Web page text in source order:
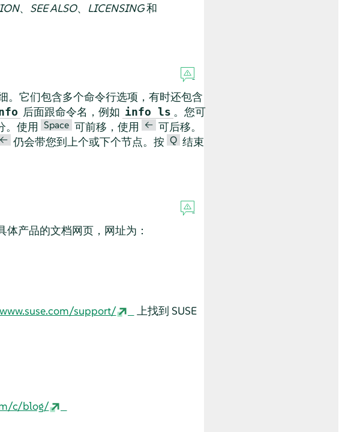
、 SEE ALSO、 LICENSING和
。它们包含多个命令行选项，有时还包含
后面跟命令名，例如 info ls 。您可
。使用 Space 可前移，使用 <— 可后移。
<— 仍会带您到上个或下个节点。按 Q 结束
产品的文档网页，网址为：
support/
上找到 SUSE
c/blog/